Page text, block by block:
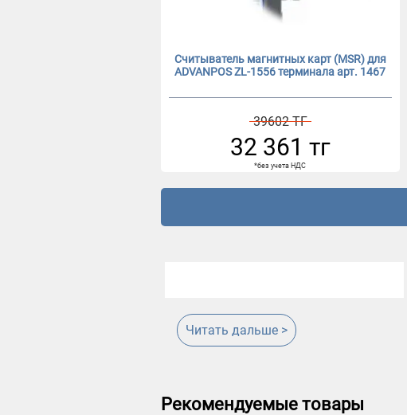
Считыватель магнитных карт (MSR) для
ADVANPOS ZL-1556 терминала арт. 1467
39602 ТГ
32 361 тг
*без учета НДС
Читать дальше >
Рекомендуемые товары